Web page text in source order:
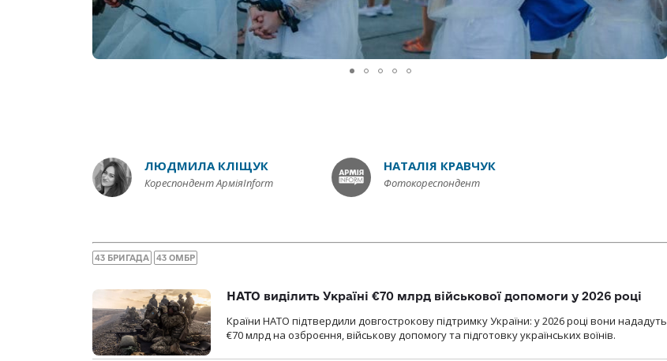
ЛЮДМИЛА КЛІЩУК
Кореспондент АрміяInform
НАТАЛІЯ КРАВЧУК
Фотокореспондент
43 БРИГАДА 43 ОМБР
НАТО виділить Україні €70 млрд військової допомоги у 2026 році
Країни НАТО підтвердили довгострокову підтримку України: у 2026 році вони нададуть
€70 млрд на озброєння, військову допомогу та підготовку українських воїнів.